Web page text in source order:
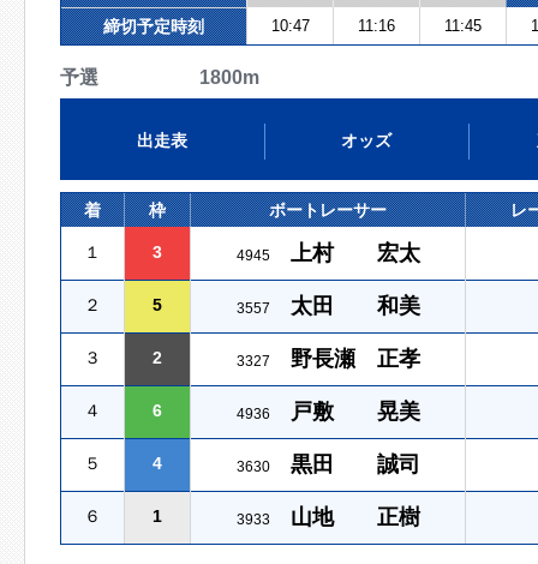
締切予定時刻 10:47 11:16 11:45
予選 1800m
出走表 オッズ
着 枠 ボートレーサー レ
１ 3 4945 上村 宏太
２ 5 3557 太田 和美
３ 2 3327 野長瀬 正孝
４ 6 4936 戸敷 晃美
５ 4 3630 黒田 誠司
６ 1 3933 山地 正樹